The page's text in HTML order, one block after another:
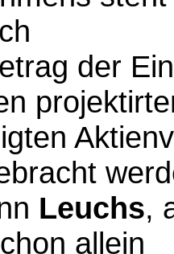
der
Leuchs,
allein